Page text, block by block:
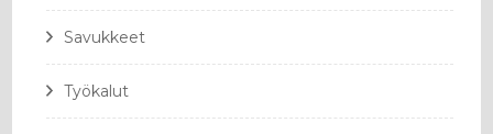
Savukkeet
Työkalut